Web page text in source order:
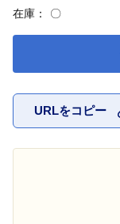
在庫： 〇
URLをコピー